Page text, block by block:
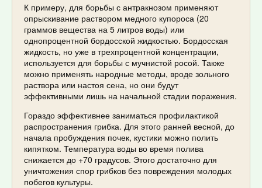
К примеру, для борьбы с антракнозом применяют
опрыскивание раствором медного купороса (20
граммов вещества на 5 литров воды) или
однопроцентной бордосской жидкостью. Бордосская
жидкость, но уже в трехпроцентной концентрации,
используется для борьбы с мучнистой росой. Также
можно применять народные методы, вроде зольного
раствора или настоя сена, но они будут
эффективными лишь на начальной стадии поражения.
Гораздо эффективнее заниматься профилактикой
распространения грибка. Для этого ранней весной, до
начала пробуждения почек, кустики можно полить
кипятком. Температура воды во время полива
снижается до +70 градусов. Этого достаточно для
уничтожения спор грибков без повреждения молодых
побегов культуры.